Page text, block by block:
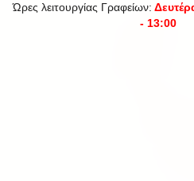
Ώρες λειτουργίας Γραφείων:
- 13:00